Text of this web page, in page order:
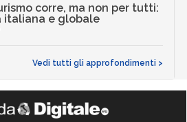
corre, ma non per tutti:
italiana e globale
Vedi tutti gli approfondimenti >